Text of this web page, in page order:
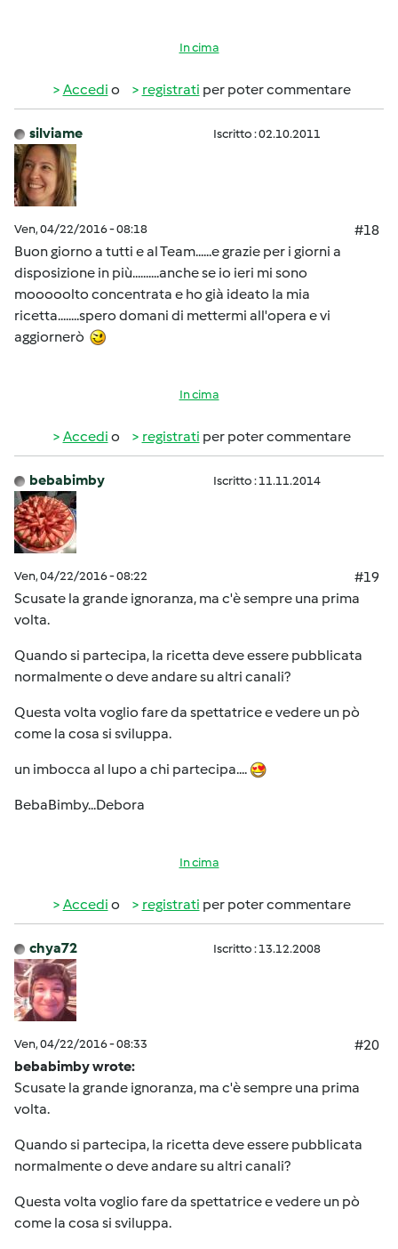
In cima
Accedi o registrati per poter commentare
silviame Iscritto : 02.10.2011
Ven, 04/22/2016 - 08:18
#18
Buon giorno a tutti e al Team......e grazie per i giorni a
disposizione in più..........anche se io ieri mi sono
mooooolto concentrata e ho già ideato la mia
ricetta........spero domani di mettermi all'opera e vi
aggiornerò
In cima
Accedi o registrati per poter commentare
bebabimby Iscritto : 11.11.2014
Ven, 04/22/2016 - 08:22
#19
Scusate la grande ignoranza, ma c'è sempre una prima
volta.
Quando si partecipa, la ricetta deve essere pubblicata
normalmente o deve andare su altri canali?
Questa volta voglio fare da spettatrice e vedere un pò
come la cosa si sviluppa.
un imbocca al lupo a chi partecipa....
BebaBimby...Debora
In cima
Accedi o registrati per poter commentare
chya72 Iscritto : 13.12.2008
Ven, 04/22/2016 - 08:33
#20
bebabimby wrote:
Scusate la grande ignoranza, ma c'è sempre una prima
volta.
Quando si partecipa, la ricetta deve essere pubblicata
normalmente o deve andare su altri canali?
Questa volta voglio fare da spettatrice e vedere un pò
come la cosa si sviluppa.